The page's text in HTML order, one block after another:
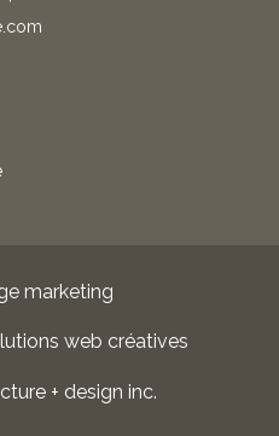
marketing
+ design inc.